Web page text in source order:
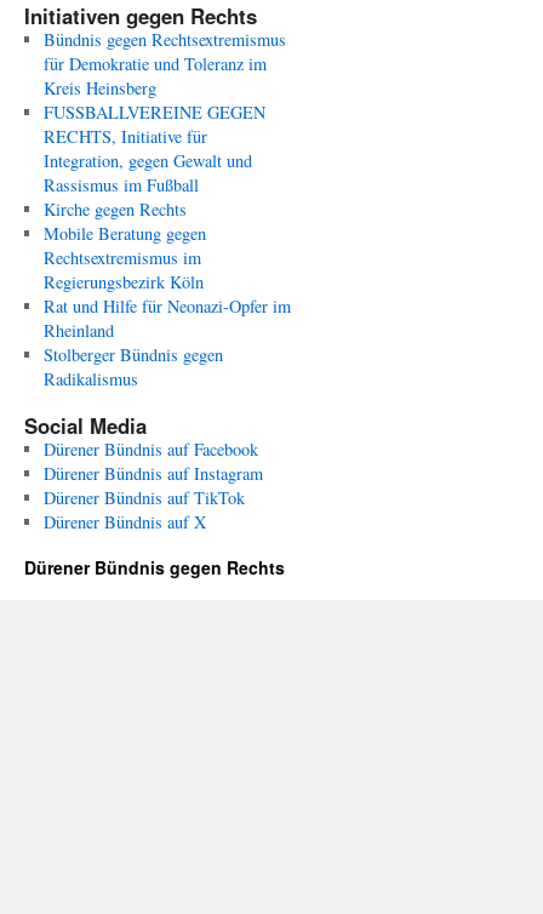
Initiativen gegen Rechts
Bündnis gegen Rechtsextremismus
für Demokratie und Toleranz im
Kreis Heinsberg
FUSSBALLVEREINE GEGEN
RECHTS, Initiative für
Integration, gegen Gewalt und
Rassismus im Fußball
Kirche gegen Rechts
Mobile Beratung gegen
Rechtsextremismus im
Regierungsbezirk Köln
Rat und Hilfe für Neonazi-Opfer im
Rheinland
Stolberger Bündnis gegen
Radikalismus
Social Media
Dürener Bündnis auf Facebook
Dürener Bündnis auf Instagram
Dürener Bündnis auf TikTok
Dürener Bündnis auf X
Dürener Bündnis gegen Rechts